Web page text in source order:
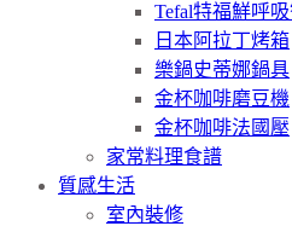
Tefal特福鮮呼
日本阿拉丁烤箱
樂鍋史蒂娜鍋具
金杯咖啡磨豆機
金杯咖啡法國壓
家常料理食譜
質感生活
室內裝修